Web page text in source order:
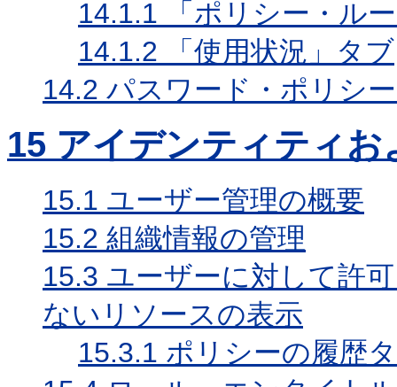
14.1.1 「ポリシー・ル
14.1.2 「使用状況」タブ
14.2 パスワード・ポリシ
15 アイデンティティ
15.1 ユーザー管理の概要
15.2 組織情報の管理
15.3 ユーザーに対して許
ないリソースの表示
15.3.1 ポリシーの履歴